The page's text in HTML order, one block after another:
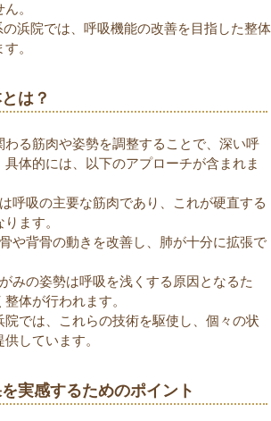
。
浜院では、呼吸機能の改善を目指した整体
。
は？
る筋肉や姿勢を調整することで、深い呼
体的には、以下のアプローチが含まれま
呼吸の主要な筋肉であり、これが硬直する
ます。
や背骨の動きを改善し、肺が十分に拡張で
みの姿勢は呼吸を浅くする原因となるた
体が行われます。
院では、これらの技術を駆使し、個々の状
しています。
実感するためのポイント